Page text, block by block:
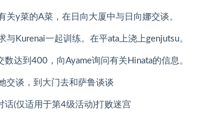
关y菜的A菜，在日向大厦中与日向娜交谈。
与Kurenai一起训练。在平ata上浇上genjutsu。
数达到400，向Ayame询问有关Hinata的信息。
交谈，到大门去和萨鲁谈谈
话(仅适用于第4级活动)打败迷宫